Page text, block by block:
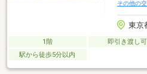
その他の
東京
1階 即引き渡し可
駅から徒歩5分以内